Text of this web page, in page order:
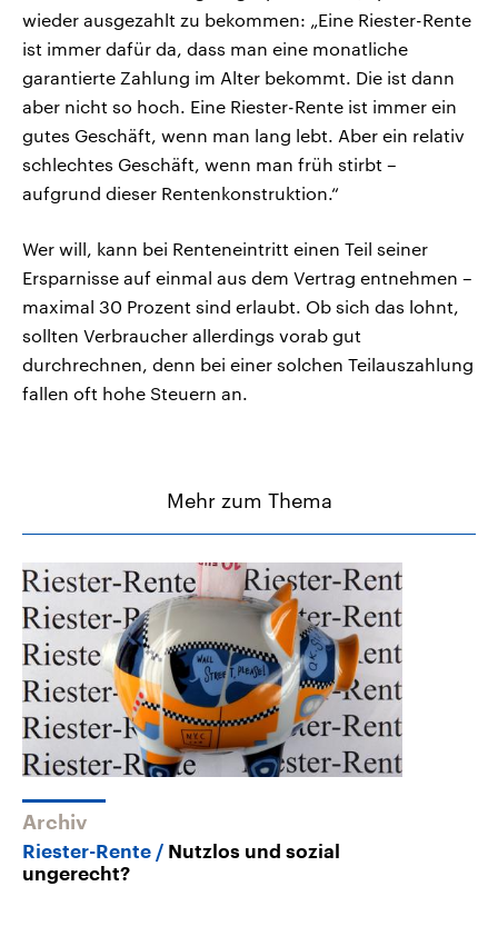
wieder ausgezahlt zu bekommen: „Eine Riester-Rente
ist immer dafür da, dass man eine monatliche
garantierte Zahlung im Alter bekommt. Die ist dann
aber nicht so hoch. Eine Riester-Rente ist immer ein
gutes Geschäft, wenn man lang lebt. Aber ein relativ
schlechtes Geschäft, wenn man früh stirbt –
aufgrund dieser Rentenkonstruktion.“
Wer will, kann bei Renteneintritt einen Teil seiner
Ersparnisse auf einmal aus dem Vertrag entnehmen –
maximal 30 Prozent sind erlaubt. Ob sich das lohnt,
sollten Verbraucher allerdings vorab gut
durchrechnen, denn bei einer solchen Teilauszahlung
fallen oft hohe Steuern an.
Mehr zum Thema
Archiv
Riester-Rente
Nutzlos und sozial
ungerecht?